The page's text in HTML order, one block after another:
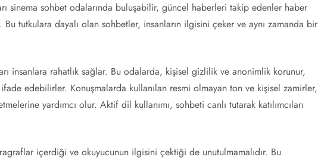
sinema sohbet odalarında buluşabilir, güncel haberleri takip edenler haber
tutkulara dayalı olan sohbetler, insanların ilgisini çeker ve aynı zamanda bir
insanlara rahatlık sağlar. Bu odalarda, kişisel gizlilik ve anonimlik korunur,
edebilirler. Konuşmalarda kullanılan resmi olmayan ton ve kişisel zamirler,
yardımcı olur. Aktif dil kullanımı, sohbeti canlı tutarak katılımcıları
içerdiği ve okuyucunun ilgisini çektiği de unutulmamalıdır. Bu